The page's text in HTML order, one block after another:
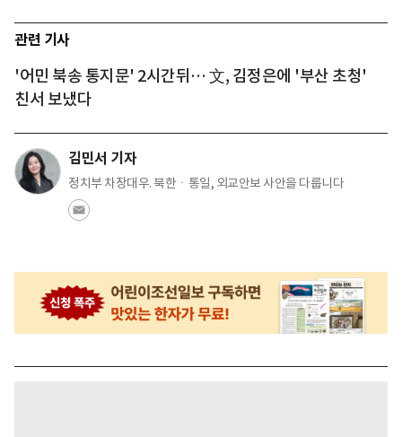
관련 기사
'어민 북송 통지문' 2시간뒤… 文, 김정은에 '부산 초청'
친서 보냈다
김민서 기자
정치부 차장대우. 북한ㆍ통일, 외교안보 사안을 다룹니다